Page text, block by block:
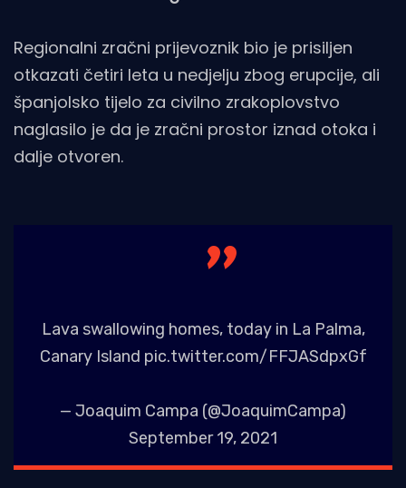
Regionalni zračni prijevoznik bio je prisiljen
otkazati četiri leta u nedjelju zbog erupcije, ali
španjolsko tijelo za civilno zrakoplovstvo
naglasilo je da je zračni prostor iznad otoka i
dalje otvoren.
Lava swallowing homes, today in La Palma,
Canary Island pic.twitter.com/FFJASdpxGf
— Joaquim Campa (@JoaquimCampa)
September 19, 2021